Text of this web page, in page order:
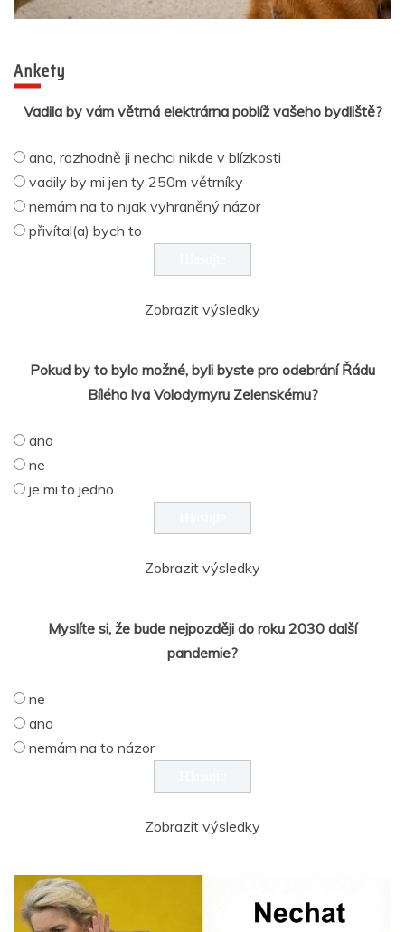
Ankety
Vadila by vám větrná elektrárna poblíž vašeho bydliště?
ano, rozhodně ji nechci nikde v blízkosti
vadily by mi jen ty 250m větrníky
nemám na to nijak vyhraněný názor
přivítal(a) bych to
Zobrazit výsledky
Pokud by to bylo možné, byli byste pro odebrání Řádu
Bílého lva Volodymyru Zelenskému?
ano
ne
je mi to jedno
Zobrazit výsledky
Myslíte si, že bude nejpozději do roku 2030 další
pandemie?
ne
ano
nemám na to názor
Zobrazit výsledky